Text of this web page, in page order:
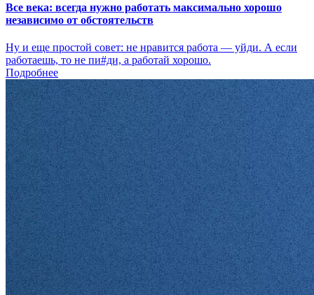
Все века: всегда нужно работать максимально хорошо
независимо от обстоятельств
Ну и еще простой совет: не нравится работа — уйди. А если
работаешь, то не пи#ди, а работай хорошо.
Подробнее